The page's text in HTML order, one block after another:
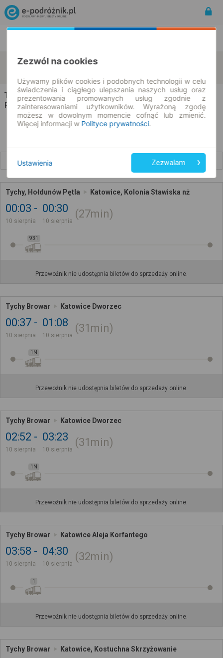
Tychy Katowice
Tychy → Katowice
Rozkład jazdy i bilety
Tychy, Hołdunów Pętla Katowice, Kolonia Stawiska nż
00:03
10 sierpnia
00:30
10 sierpnia
27min
931
Przewoźnik nie udostępnia biletów do sprzedaży online.
Tychy Browar Katowice Dworzec
00:37
10 sierpnia
01:08
10 sierpnia
31min
1N
Przewoźnik nie udostępnia biletów do sprzedaży online.
Tychy Browar Katowice Dworzec
02:52
10 sierpnia
03:23
10 sierpnia
31min
1N
Przewoźnik nie udostępnia biletów do sprzedaży online.
Tychy Browar Katowice Aleja Korfantego
03:58
10 sierpnia
04:30
10 sierpnia
32min
1
Przewoźnik nie udostępnia biletów do sprzedaży online.
Tychy Browar Katowice, Kostuchna Skrzyżowanie
Zezwól na cookies
Używamy plików cookies i podobnych technologii w celu
świadczenia i ciągłego ulepszania naszych usług oraz
prezentowania promowanych usług zgodnie z
zainteresowaniami użytkowników. Wyrażoną zgodę
możesz w dowolnym momencie cofnąć lub zmienić.
Więcej informacji w Polityce prywatności.
Ustawienia Zezwalam